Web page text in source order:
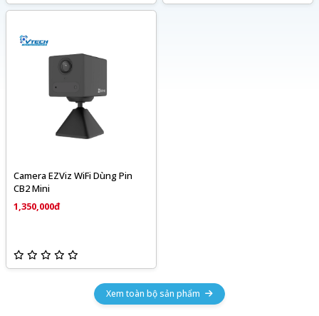
Camera EZViz WiFi Dùng Pin
CB2 Mini
1,350,000đ
Xem toàn bộ sản phẩm